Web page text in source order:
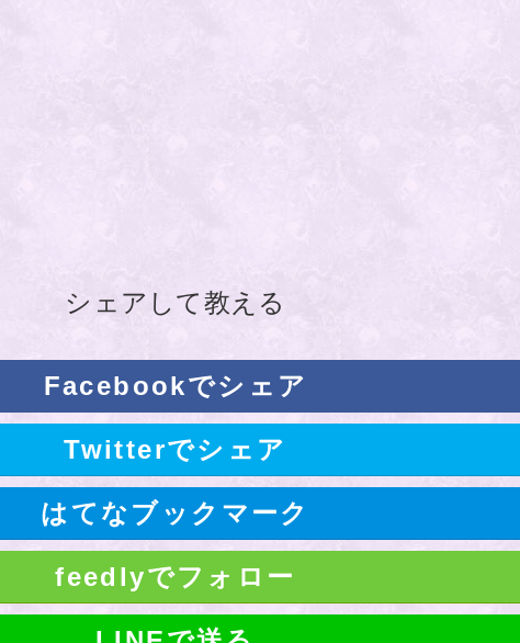
シェアして教える
Facebookでシェア
Twitterでシェア
はてなブックマーク
feedlyでフォロー